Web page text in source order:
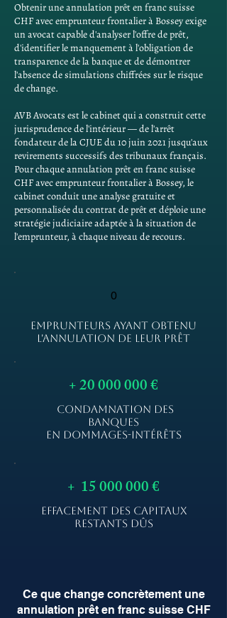
Obtenir une annulation prêt en franc suisse
CHF avec emprunteur frontalier à Bossey exige
un avocat capable d'analyser l'offre de prêt,
d'identifier le manquement à l'obligation de
transparence de la banque et de démontrer
l'absence de simulations chiffrées sur le risque
de change.
AVB Avocats est le cabinet qui a construit cette
jurisprudence de l'intérieur — de l'arrêt
fondateur de la CJUE du 10 juin 2021 jusqu'aux
revirements successifs des tribunaux français.
Pour chaque annulation prêt en franc suisse
CHF avec emprunteur frontalier à Bossey, le
cabinet conduit une analyse gratuite et
personnalisée du contrat de prêt et déploie une
stratégie judiciaire adaptée à la situation de
l'emprunteur, à chaque niveau de recours.
0
EMPRUNTEURS AYANT OBTENU
L'ANNULATION DE LEUR PRÊT
+20 000 000€
CONDAMNATION DES
BANQUES
EN DOMMAGES-INTÉRÊTS
+ 15 000 000€
EFFACEMENT DES CAPITAUX
RESTANTS DÛS
Ce que change concrètement une
annulation prêt en franc suisse CHF